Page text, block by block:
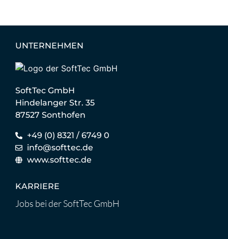
UNTERNEHMEN
SoftTec GmbH
Hindelanger Str. 35
87527 Sonthofen
+49 (0) 8321 / 6749 0
info@softtec.de
www.softtec.de
KARRIERE
Jobs bei der SoftTec GmbH